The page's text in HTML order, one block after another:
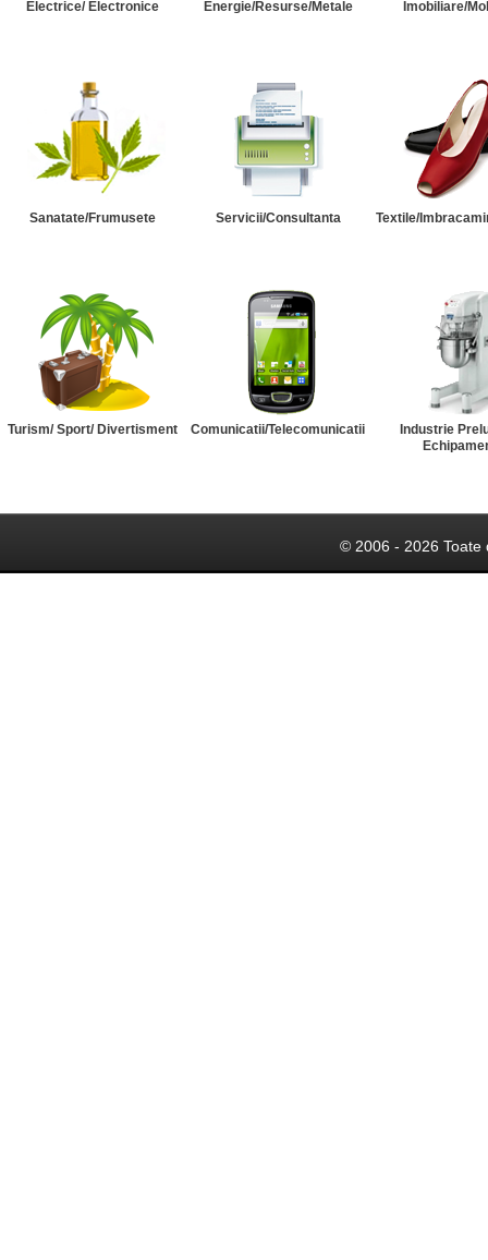
Electrice/ Electronice Energie/Resurse/Metale Imobiliare/
Sanatate/Frumusete Servicii/Consultanta Textile/
Turism/ Sport/ Divertisment Comunicatii/Telecomunicatii
Industrie
© 2006 - 2026